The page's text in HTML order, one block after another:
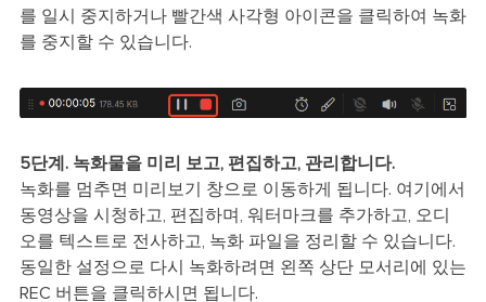
를 일시 중지하거나 빨간색 사각형 아이콘을 클릭하여 녹화
를 중지할 수 있습니다.
5단계. 녹화물을 미리 보고, 편집하고, 관리합니다.
녹화를 멈추면 미리보기 창으로 이동하게 됩니다. 여기에서
동영상을 시청하고, 편집하며, 워터마크를 추가하고, 오디
오를 텍스트로 전사하고, 녹화 파일을 정리할 수 있습니다.
동일한 설정으로 다시 녹화하려면 왼쪽 상단 모서리에 있는
REC 버튼을 클릭하시면 됩니다.